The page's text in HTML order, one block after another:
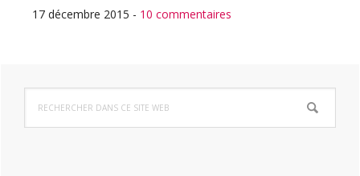
17 décembre 2015 - 10 commentaires
Barre
latérale
dans
ce